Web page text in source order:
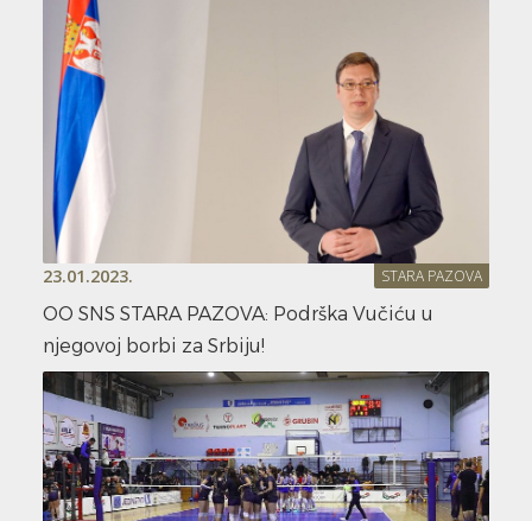
23.01.2023. STARA PAZOVA
OO SNS STARA PAZOVA: Podrška Vučiću u
njegovoj borbi za Srbiju!